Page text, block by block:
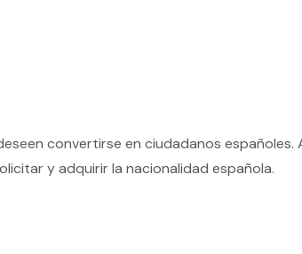
convertirse en ciudadanos españoles.
y adquirir la nacionalidad española.